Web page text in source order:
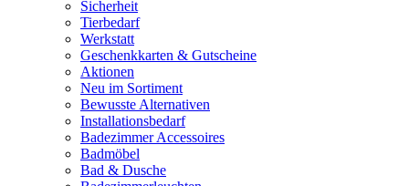
Sicherheit
Tierbedarf
Werkstatt
Geschenkkarten & Gutscheine
Aktionen
Neu im Sortiment
Bewusste Alternativen
Installationsbedarf
Badezimmer Accessoires
Badmöbel
Bad & Dusche